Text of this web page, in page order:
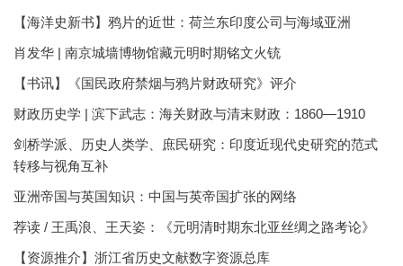
【海洋史新书】鸦片的近世：荷兰东印度公司与海域亚洲
肖发华 | 南京城墙博物馆藏元明时期铭文火铳
【书讯】《国民政府禁烟与鸦片财政研究》评介
财政历史学 | 滨下武志：海关财政与清末财政：1860—1910
剑桥学派、历史人类学、庶民研究：印度近现代史研究的范式
转移与视角互补
亚洲帝国与英国知识：中国与英帝国扩张的网络
荐读 / 王禹浪、王天姿：《元明清时期东北亚丝绸之路考论》
【资源推介】浙江省历史文献数字资源总库